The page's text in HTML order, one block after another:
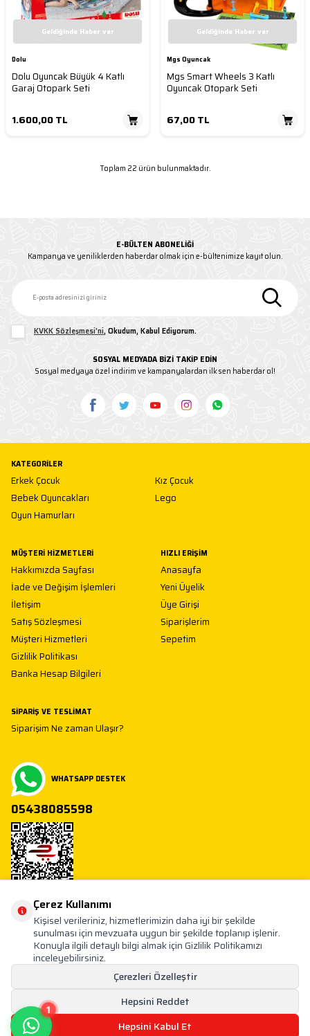
1
Geldiğinde Haber ver
Dolu
Dolu Oyuncak Büyük 4 Katlı
Garaj Otopark Seti
1.600,00TL
Geldiğinde Haber ver
Mgs Oyuncak
Mgs Smart Wheels 3 Katlı
Oyuncak Otopark Seti
67,00TL
Toplam 22 ürün bulunmaktadır.
E-BÜLTEN ABONELIĞI
Kampanya ve yeniliklerden haberdar olmak için e-bültenimize kayıt olun.
KVKK Sözleşmesi'ni, Okudum, Kabul Ediyorum.
SOSYAL MEDYADA BİZİ TAKİP EDİN
Sosyal medyaya özel indirim ve kampanyalardan ilk sen haberdar ol!
KATEGORILER
Erkek Çocuk
Kız Çocuk
Bebek Oyuncakları
Lego
Oyun Hamurları
MÜŞTERI HIZMETLERI
Hakkımızda Sayfası
İade ve Değişim İşlemleri
İletişim
Satış Sözleşmesi
Müşteri Hizmetleri
Gizlilik Politikası
Banka Hesap Bilgileri
HIZLI ERIŞIM
Anasayfa
Yeni Üyelik
Üye Girişi
Siparişlerim
Sepetim
SIPARIŞ VE TESLIMAT
Siparişim Ne zaman Ulaşır?
WHATSAPP DESTEK
05438085598
Toptan Oyuncak
Mahmutbey 30 Yol İstoç 28 Ada No 30 34218 İstoç / Bağcilar / İstanbul
info@oyuncakfabrikasi.com
Çerez Kullanımı
Kişisel verileriniz, hizmetlerimizin daha iyi bir şekilde
sunulması için mevzuata uygun bir şekilde toplanıp işlenir.
Konuyla ilgili detaylı bilgi almak için Gizlilik Politikamızı
inceleyebilirsiniz.
Çerezleri Özelleştir
Hepsini Reddet
Hepsini Kabul Et